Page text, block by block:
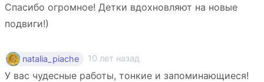
Спасибо огромное! Детки вдохновляют на новые
подвиги!)
natalia_piache 10 лет назад
У вас чудесные работы, тонкие и запоминающиеся!